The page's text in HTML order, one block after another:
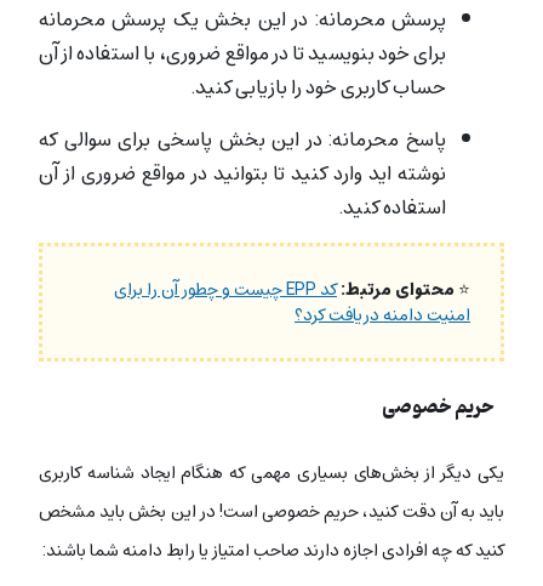
پرسش محرمانه: در این بخش یک پرسش محرمانه
برای خود بنویسید تا در مواقع ضروری، با استفاده از آن
حساب کاربری خود را بازیابی کنید.
پاسخ محرمانه: در این بخش پاسخی برای سوالی که
نوشته اید وارد کنید تا بتوانید در مواقع ضروری از آن
استفاده کنید.
⭐محتوای مرتبط: کد EPP چیست و چطور آن را برای
امنیت دامنه دریافت کرد؟
حریم خصوصی
یکی دیگر از بخش‌های بسیاری مهمی که هنگام ایجاد شناسه کاربری
باید به آن دقت کنید، حریم خصوصی است! در این بخش باید مشخص
کنید که چه افرادی اجازه دارند صاحب امتیاز یا رابط دامنه شما باشند: